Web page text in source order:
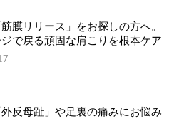
膜リリース」をお探しの方へ。
で戻る頑固な肩こりを根本ケア
反母趾」や足裏の痛みにお悩み